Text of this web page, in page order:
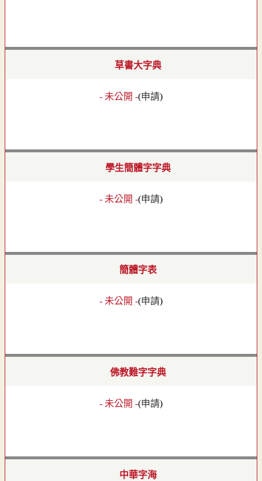
草書大字典
- 未公開 -(申請)
學生簡體字字典
- 未公開 -(申請)
簡體字表
- 未公開 -(申請)
佛教難字字典
- 未公開 -(申請)
中華字海